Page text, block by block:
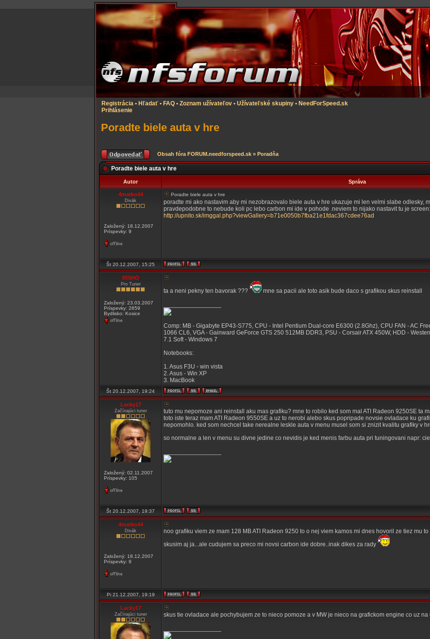
Registrácia • Hľadať • FAQ • Zoznam užívateľov • Užívateľské skupiny • NeedForSpeed.sk
Prihlásenie
Poradte biele auta v hre
Obsah fóra FORUM.needforspeed.sk » Poradňa
Poradte biele auta v hre
Autor Správa
4matko44
Divák
Založený: 18.12.2007
Príspevky: 9
Poradte biele auta v hre
poradte mi ako nastavim aby mi nezobrazovalo biele auta v hre ukazuje mi len velmi slabe odlesky,
pravdepodobne to nebude koli pc lebo carbon mi ide v pohode .neviem to nijako nastavit tu je screen:
http://upnito.sk/imggal.php?viewGallery=b71e0050b7fba21e1fdac367cdee76ad
Št 20.12.2007, 15:25
RISHO
Pro Tuner
Založený: 23.03.2007
Príspevky: 2859
Bydlisko: Kosice
ta a neni pekny ten bavorak ???
mne sa pacii ale toto asik bude daco s grafikou skus reinstall
Comp: MB - Gigabyte EP43-S775, CPU - Intel Pentium Dual-core E6300 (2.8Ghz), CPU FAN - AC
1066 CL6, VGA - Gainward GeForce GTS 250 512MB DDR3, PSU - Corsair ATX 450W, HDD -
7.1 Soft - Windows 7
Notebooks:
1. Asus F3U - win vista
2. Asus - Win XP
3. MacBook
Št 20.12.2007, 19:24
Lacky17
Začínajúci tuner
Založený: 02.11.2007
Príspevky: 105
tuto mu nepomoze ani reinstall aku mas grafiku? mne to robilo ked som mal ATI Radeon 9250SE ta
toto iste teraz mam ATI Radeon 9550SE a uz to nerobi alebo skus popripade novsie ovladace ku
nepomohlo. ked som nechcel take nerealne leskle auta v menu musel som si znizit kvalitu grafiky v
so normalne a len v menu su divne jedine co nevidis je ked menis farbu auta pri tuningovani napr:
Št 20.12.2007, 19:37
4matko44
Divák
Založený: 18.12.2007
Príspevky: 9
noo grafiku viem ze mam 128 MB ATI Radeon 9250 to o nej viem kamos mi dnes hovoril ze tiez mu
skusim aj ja...ale cudujem sa preco mi novsi carbon ide dobre..inak dikes za rady
Pi 21.12.2007, 19:19
Lacky17
Začínajúci tuner
skus tie ovladace ale pochybujem ze to nieco pomoze a v MW je nieco na grafickom engine co uz